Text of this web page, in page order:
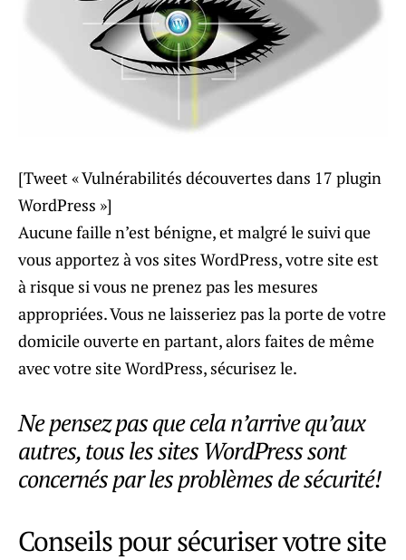
[Tweet « Vulnérabilités découvertes dans 17 plugin
WordPress »]
Aucune faille n’est bénigne, et malgré le suivi que
vous apportez à vos sites WordPress, votre site est
à risque si vous ne prenez pas les mesures
appropriées. Vous ne laisseriez pas la porte de votre
domicile ouverte en partant, alors faites de même
avec votre site WordPress, sécurisez le.
Ne pensez pas que cela n’arrive qu’aux
autres, tous les sites WordPress sont
concernés par les problèmes de sécurité!
Conseils pour sécuriser votre site